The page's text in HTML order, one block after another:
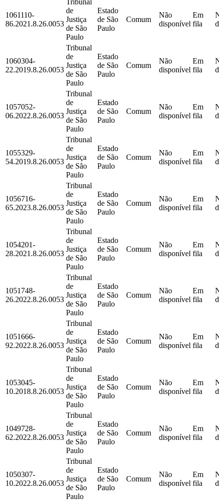
1061110-
86.2021.8.26.0053
de
Justiça
de São
Paulo
Estado
de São
Paulo
Comum
Não
disponível
Em
fila
1060304-
22.2019.8.26.0053
Tribunal
de
Justiça
de São
Paulo
Estado
de São
Paulo
Comum
Não
disponível
Em
fila
1057052-
06.2022.8.26.0053
Tribunal
de
Justiça
de São
Paulo
Estado
de São
Paulo
Comum
Não
disponível
Em
fila
1055329-
54.2019.8.26.0053
Tribunal
de
Justiça
de São
Paulo
Estado
de São
Paulo
Comum
Não
disponível
Em
fila
1056716-
65.2023.8.26.0053
Tribunal
de
Justiça
de São
Paulo
Estado
de São
Paulo
Comum
Não
disponível
Em
fila
1054201-
28.2021.8.26.0053
Tribunal
de
Justiça
de São
Paulo
Estado
de São
Paulo
Comum
Não
disponível
Em
fila
1051748-
26.2022.8.26.0053
Tribunal
de
Justiça
de São
Paulo
Estado
de São
Paulo
Comum
Não
disponível
Em
fila
1051666-
92.2022.8.26.0053
Tribunal
de
Justiça
de São
Paulo
Estado
de São
Paulo
Comum
Não
disponível
Em
fila
1053045-
10.2018.8.26.0053
Tribunal
de
Justiça
de São
Paulo
Estado
de São
Paulo
Comum
Não
disponível
Em
fila
1049728-
62.2022.8.26.0053
Tribunal
de
Justiça
de São
Paulo
Estado
de São
Paulo
Comum
Não
disponível
Em
fila
1050307-
10.2022.8.26.0053
Tribunal
de
Justiça
de São
Paulo
Estado
de São
Paulo
Comum
Não
disponível
Em
fila